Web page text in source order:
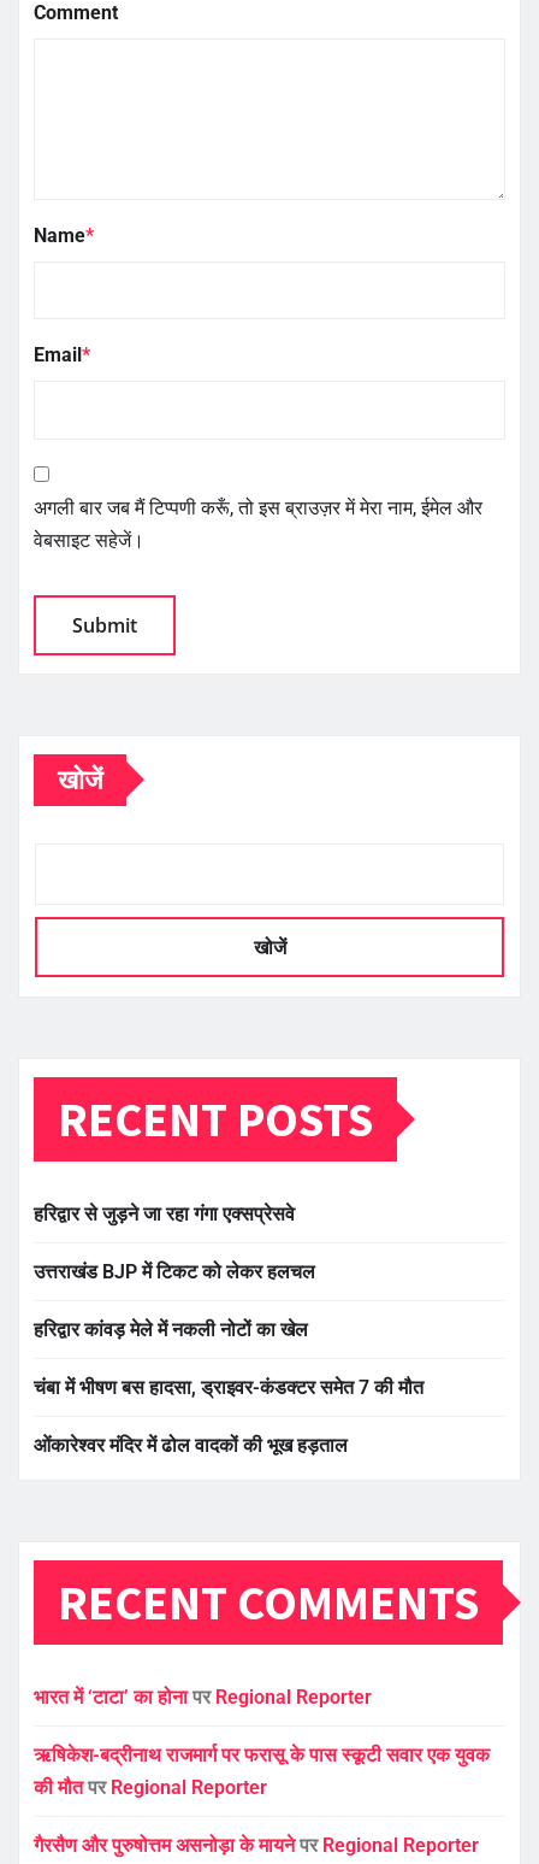
Comment
Name*
Email *
अगली बार जब मैं टिप्पणी करूँ, तो इस ब्राउज़र में मेरा नाम, ईमेल और
वेबसाइट सहेजें।
खोजें
खोजें
RECENT POSTS
हरिद्वार से जुड़ने जा रहा गंगा एक्सप्रेसवे
उत्तराखंड BJP में टिकट को लेकर हलचल
हरिद्वार कांवड़ मेले में नकली नोटों का खेल
चंबा में भीषण बस हादसा, ड्राइवर-कंडक्टर समेत 7 की मौत
ओंकारेश्वर मंदिर में ढोल वादकों की भूख हड़ताल
RECENT COMMENTS
भारत में ‘टाटा’ का होनापर Regional Reporter
ऋषिकेश-बद्रीनाथ राजमार्ग पर फरासू के पास स्कूटी सवार एक युवक
की मौतपर Regional Reporter
गैरसैण और पुरुषोत्तम असनोड़ा के मायनेपर Regional Reporter